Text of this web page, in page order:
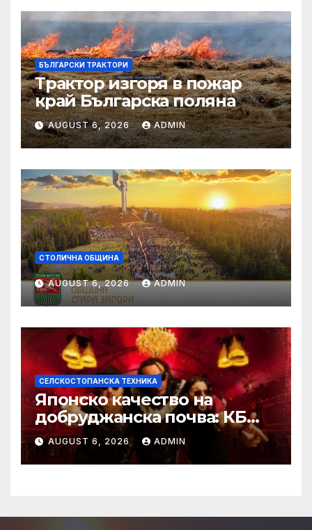
БЪЛГАРСКИ ТРАКТОРИ
Трактор изгоря в пожар
край Българска поляна
AUGUST 6, 2026 ADMIN
СТОЛИЧНА ОБЩИНА
AUGUST 6, 2026 ADMIN
СЕЛСКОСТОПАНСКА ТЕХНИКА
Японско качество на
добруджанска почва: КБ
Агротех представи
флагманите на Kubota на
„Ден на полето“
AUGUST 6, 2026 ADMIN